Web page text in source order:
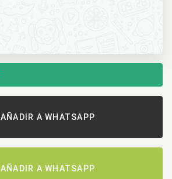
AÑADIR A WHATSAPP
AÑADIR A WHATSAPP